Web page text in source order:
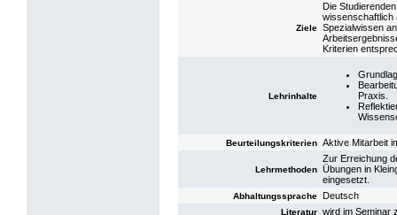
Ziele
Die
wissenschaftlich
Spezialwissen
Kriterien
Lehrinhalte
Praxis.
Beurteilungskriterien Aktive Mitarbeit
Lehrmethoden
Zur Erreichung
Übungen in
eingesetzt.
Abhaltungssprache Deutsch
Literatur wird im Seminar